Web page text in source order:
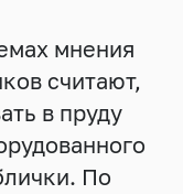
мнения
считают,
в пруду
По